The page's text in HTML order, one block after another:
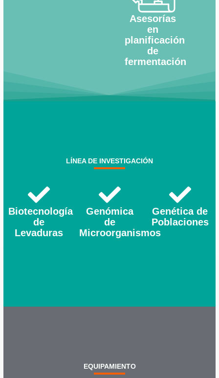
Asesorías
en
planificación
de
fermentación
LÍNEA DE INVESTIGACIÓN
Biotecnología
de
Levaduras
Genómica
de
Microorganismos
Genética de
Poblaciones
EQUIPAMIENTO